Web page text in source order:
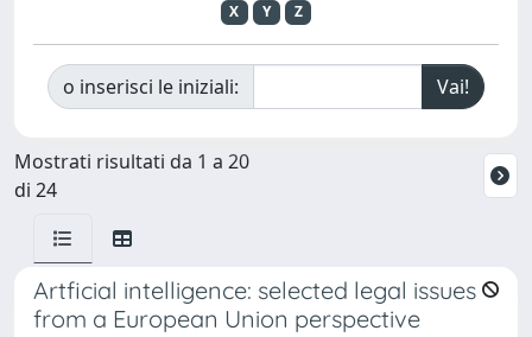
X
Y Z
o inserisci le iniziali:
Mostrati risultati da 1 a 20
di 24
Artficial intelligence: selected legal issues
from a European Union perspective